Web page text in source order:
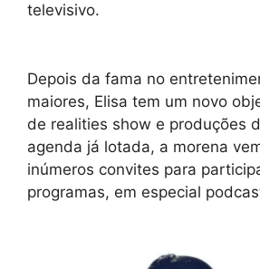
televisivo.
Depois da fama no
maiores, Elisa tem um novo
de realities show e produções
agenda já lotada, a morena
inúmeros convites para
programas, em especial